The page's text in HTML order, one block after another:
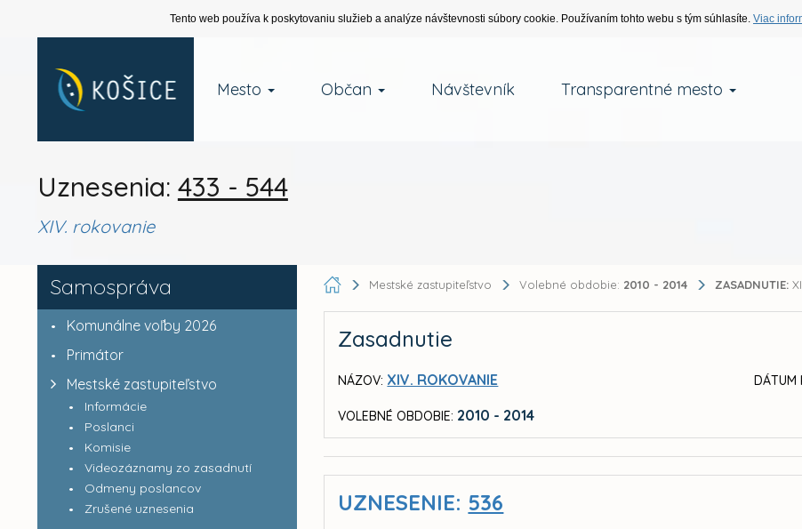
Tento web používa k poskytovaniu služieb a analýze návštevnosti súbory cookie. Používaním tohto webu s tým súhlasíte. Viac
Mesto Občan Návštevník Transparentné mesto
Uznesenia: 433 - 544
XIV. rokovanie
Samospráva
Komunálne voľby 2026
Primátor
Mestské zastupiteľstvo
Informácie
Poslanci
Komisie
Videozáznamy zo zasadnutí
Odmeny poslancov
Zrušené uznesenia
Mestské zastupiteľstvo Volebné obdobie: 2010 - 2014 ZASADNUTIE:
Zasadnutie
NÁZOV: XIV. ROKOVANIE
VOLEBNÉ OBDOBIE: 2010 - 2014
DÁTUM
UZNESENIE: 536